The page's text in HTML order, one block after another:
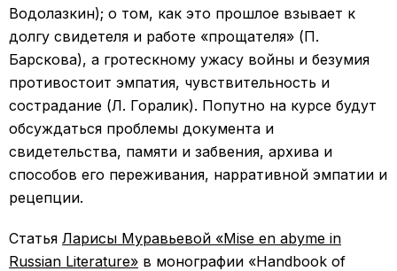
Водолазкин); о том, как это прошлое взывает к
долгу свидетеля и работе «прощателя» (П.
Барскова), а гротескному ужасу войны и безумия
противостоит эмпатия, чувствительность и
сострадание (Л. Горалик). Попутно на курсе будут
обсуждаться проблемы документа и
свидетельства, памяти и забвения, архива и
способов его переживания, нарративной эмпатии и
рецепции.
Статья Ларисы Муравьевой «Mise en abyme in
Russian Literature» в монографии «Handbook of